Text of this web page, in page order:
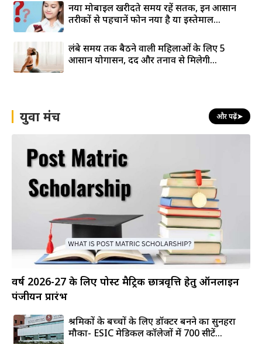
नया मोबाइल खरीदते समय रहें सतर्क, इन आसान
तरीकों से पहचानें फोन नया है या इस्तेमाल...
लंबे समय तक बैठने वाली महिलाओं के लिए 5
आसान योगासन, दर्द और तनाव से मिलेगी...
युवा मंच और पढ़ें➤
वर्ष 2026-27 के लिए पोस्ट मैट्रिक छात्रवृत्ति हेतु ऑनलाइन
पंजीयन प्रारंभ
श्रमिकों के बच्चों के लिए डॉक्टर बनने का सुनहरा
मौका- ESIC मेडिकल कॉलेजों में 700 सीटें...